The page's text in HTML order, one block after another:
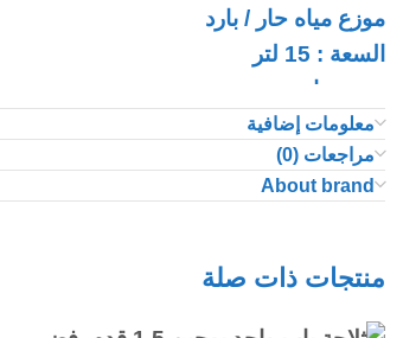
موزع مياه حار / بارد
السعة : 15 لتر
تصميم انيق وعصري
حجرة تخزين
خزان مياه من الستانلس ستيل
مصنوعه من اجود الخامات المقاومة للتأكل
معلومات إضافية
مراجعات (0)
About brand
منتجات ذات صلة